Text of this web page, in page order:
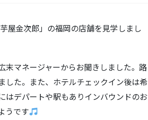
屋金次郎」の福岡の店舗を見学しまし
末マネージャーからお聞きしました。路
した。また、ホテルチェックイン後は希
はデパートや駅もありインバウンドのお
うです